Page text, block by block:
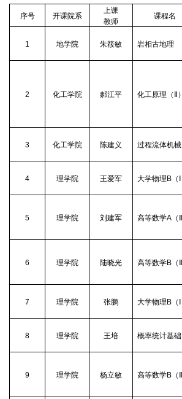
序号 开课院系
上课
教师
课程名
1 地学院 朱筱敏 岩相古地理
2 化工学院 郝江平 化工原理（ ）
3 化工学院 陈建义 过程流体机械
4 理学院 王爱军 大学物理 B （
5 理学院 刘建军 高等数学A （
6 理学院 陆晓光 高等数学B （
7 理学院 张鹏 大学物理 B （
8 理学院 王培 概率统计基础
9 理学院 杨立敏 高等数学B （